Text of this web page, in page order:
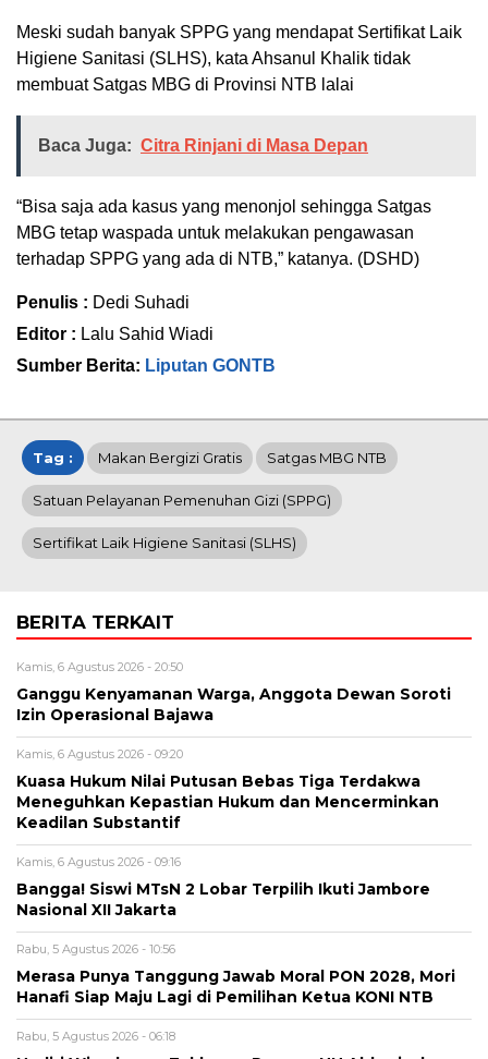
Meski sudah banyak SPPG yang mendapat Sertifikat Laik
Higiene Sanitasi (SLHS), kata Ahsanul Khalik tidak
membuat Satgas MBG di Provinsi NTB lalai
Baca Juga: Citra Rinjani di Masa Depan
“Bisa saja ada kasus yang menonjol sehingga Satgas
MBG tetap waspada untuk melakukan pengawasan
terhadap SPPG yang ada di NTB,” katanya. (DSHD)
Penulis : Dedi Suhadi
Editor : Lalu Sahid Wiadi
Sumber Berita: Liputan GONTB
Tag : Makan Bergizi Gratis Satgas MBG NTB
Satuan Pelayanan Pemenuhan Gizi (SPPG)
Sertifikat Laik Higiene Sanitasi (SLHS)
BERITA TERKAIT
Kamis, 6 Agustus 2026 - 20:50
Ganggu Kenyamanan Warga, Anggota Dewan Soroti
Izin Operasional Bajawa
Kamis, 6 Agustus 2026 - 09:20
Kuasa Hukum Nilai Putusan Bebas Tiga Terdakwa
Meneguhkan Kepastian Hukum dan Mencerminkan
Keadilan Substantif
Kamis, 6 Agustus 2026 - 09:16
Bangga! Siswi MTsN 2 Lobar Terpilih Ikuti Jambore
Nasional XII Jakarta
Rabu, 5 Agustus 2026 - 10:56
Merasa Punya Tanggung Jawab Moral PON 2028, Mori
Hanafi Siap Maju Lagi di Pemilihan Ketua KONI NTB
Rabu, 5 Agustus 2026 - 06:18